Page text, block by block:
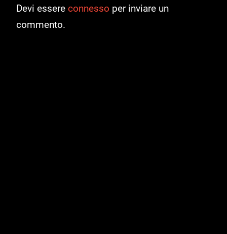
Devi essere connesso per inviare un
commento.